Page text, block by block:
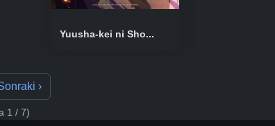
Yuusha-kei ni Sho...
›
1 / 7)